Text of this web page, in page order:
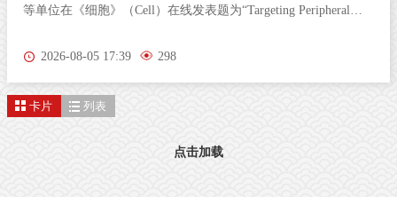
维生长的复杂病灶，而病理医生长期以来只能依靠薄薄的二维切
隙立体蔓延、分布隐匿，单一平面切片极易遗漏关键病变区域，
队联合物理学系季敏标团队，在国际学术期刊《细胞》（Cell）
mapping of glioma infiltration”，推出全新超快速三维病理技术平
2026-08-04 11:17 316
卡片 列表
点击加载